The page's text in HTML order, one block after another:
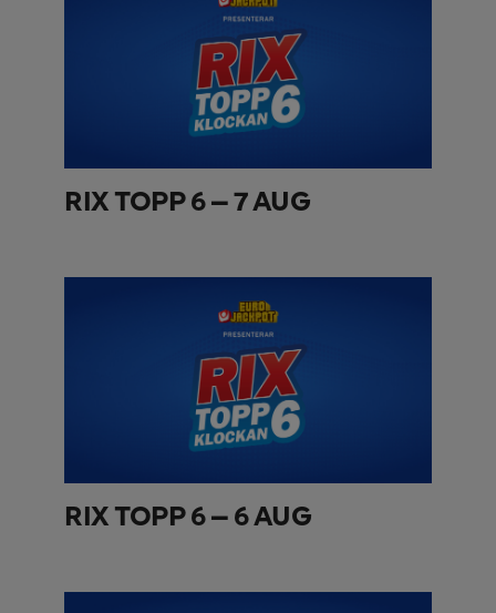
RIX TOPP 6 – 7 AUG
RIX TOPP 6 – 6 AUG